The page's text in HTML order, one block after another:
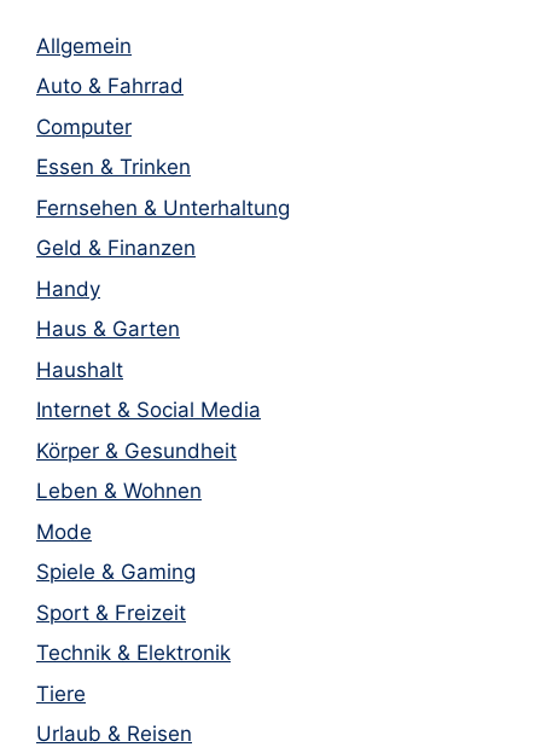
Allgemein
Auto & Fahrrad
Computer
Essen & Trinken
Fernsehen & Unterhaltung
Geld & Finanzen
Handy
Haus & Garten
Haushalt
Internet & Social Media
Körper & Gesundheit
Leben & Wohnen
Mode
Spiele & Gaming
Sport & Freizeit
Technik & Elektronik
Tiere
Urlaub & Reisen